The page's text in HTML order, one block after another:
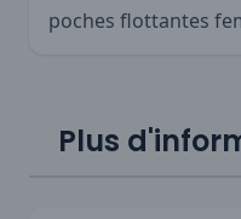
poches flottantes
Plus